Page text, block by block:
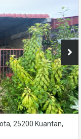
25200 Kuantan,